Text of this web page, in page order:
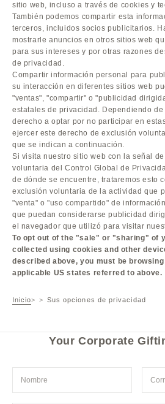
sitio web, incluso a través de cookies y
También podemos compartir esta
terceros, incluidos socios publicitarios.
mostrarle anuncios en otros sitios web
para sus intereses y por otras razones
de privacidad.
Compartir información personal para
su interacción en diferentes sitios web
"ventas", "compartir" o "publicidad
estatales de privacidad. Dependiendo
derecho a optar por no participar en
ejercer este derecho de exclusión
que se indican a continuación.
Si visita nuestro sitio web con la señal
voluntaria del Control Global de
de dónde se encuentre, trataremos esto
exclusión voluntaria de la actividad que
"venta" o "uso compartido" de
que puedan considerarse publicidad
el navegador que utilizó para visitar
To opt out of the "sale" or "sharing" of
collected using cookies and other
described above, you must be
applicable US states referred to above.
Inicio Sus opciones de privacidad
Your Corporate